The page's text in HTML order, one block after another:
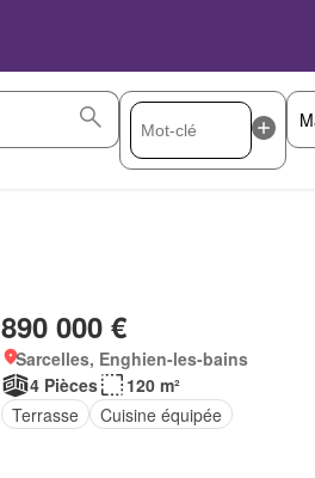
890 000 €
Sarcelles, Enghien-les-bains
4 Pièces
120 m²
Terrasse
Cuisine équipée